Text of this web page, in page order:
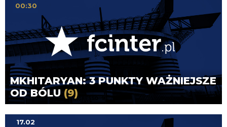
MKHITARYAN: 3 PUNKTY WAŻNIEJSZE
OD BÓLU (9)
00:30
17.02